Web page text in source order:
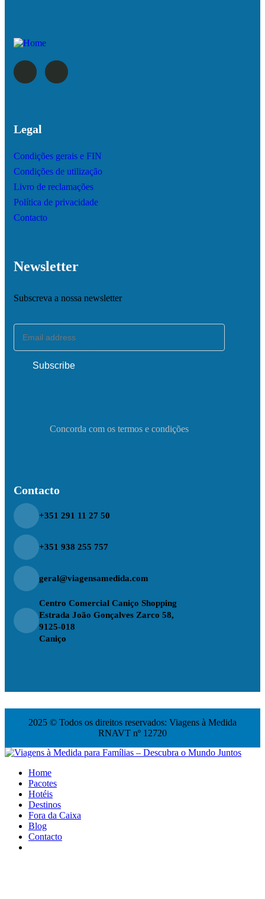
Legal
Condições gerais e FIN
Condições de utilização
Livro de reclamações
Política de privacidade
Contacto
Newsletter
Subscreva a nossa newsletter
Concorda com os termos e condições
Contacto
+351 291 11 27 50
+351 938 255 757
geral@viagensamedida.com
Centro Comercial Caniço Shopping
Estrada João Gonçalves Zarco 58,
9125-018
Caniço
2025 © Todos os direitos reservados: Viagens à Medida
RNAVT nº 12720
Home
Pacotes
Hotéis
Destinos
Fora da Caixa
Blog
Contacto